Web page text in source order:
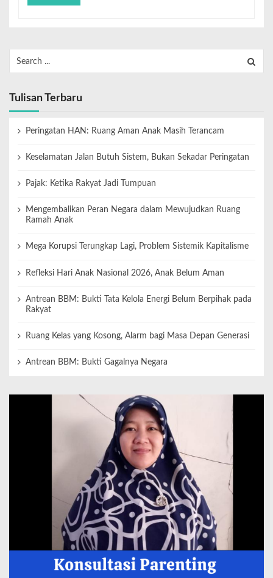
Tulisan Terbaru
Peringatan HAN: Ruang Aman Anak Masih Terancam
Keselamatan Jalan Butuh Sistem, Bukan Sekadar Peringatan
Pajak: Ketika Rakyat Jadi Tumpuan
Mengembalikan Peran Negara dalam Mewujudkan Ruang
Ramah Anak
Mega Korupsi Terungkap Lagi, Problem Sistemik Kapitalisme
Refleksi Hari Anak Nasional 2026, Anak Belum Aman
Antrean BBM: Bukti Tata Kelola Energi Belum Berpihak pada
Rakyat
Ruang Kelas yang Kosong, Alarm bagi Masa Depan Generasi
Antrean BBM: Bukti Gagalnya Negara